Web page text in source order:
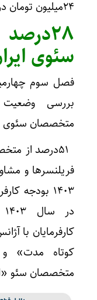
۲۴میلیون تومان درآمد ماهانه دارند.
سئوی
فصل سوم
بررسی وضعیت
متخصصان سئوی
۵۱درصد از
فریلنسرها و
۱۴۰۳ بودجه
کارفرمایان با
کوتاه مدت» و
متخصصان سئو